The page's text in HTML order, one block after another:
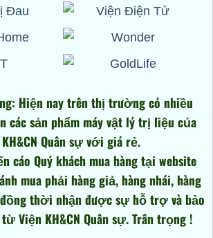
Hiện nay trên thị trường có nhiều
các sản phẩm máy vật lý trị liệu của
Quân sự với giá rẻ.
cáo Quý khách mua hàng tại website
mua phải hàng giả, hàng nhái, hàng
thời nhận được sự hỗ trợ và bảo
Viện KH&CN Quân sự. Trân trọng !